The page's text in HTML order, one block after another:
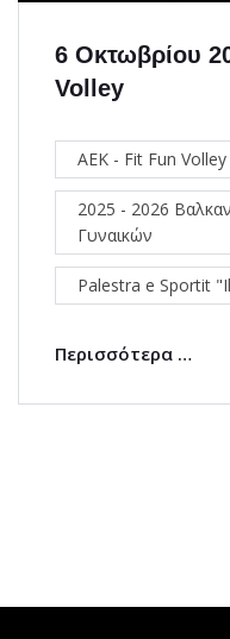
6 Οκτωβρίου
Volley
ΑΕΚ - Fit Fun Volley
2025 - 2026
Γυναικών
Palestra e Sportit
Περισσότερα …